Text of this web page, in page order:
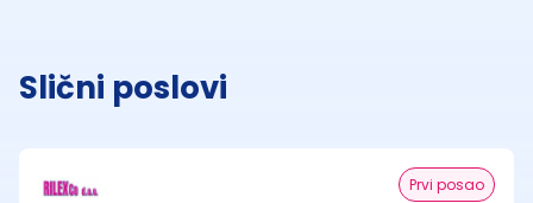
Slični poslovi
Prvi posao